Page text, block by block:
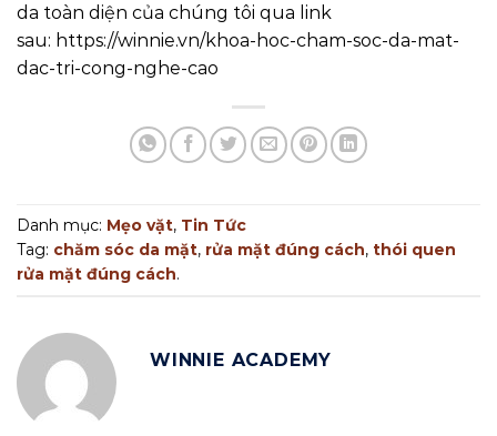
da toàn diện của chúng tôi qua link
sau: https://winnie.vn/khoa-hoc-cham-soc-da-mat-
dac-tri-cong-nghe-cao
Danh mục: Mẹo vặt, Tin Tức
Tag: chăm sóc da mặt, rửa mặt đúng cách, thói quen
rửa mặt đúng cách.
WINNIE ACADEMY